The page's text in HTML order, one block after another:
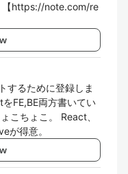
https://note.com/re
するために登録しま
FE,BE両方書いてい
こちょこ。 React、
が得意。